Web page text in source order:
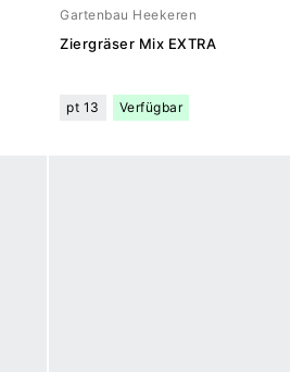
Gartenbau Heekeren
Ziergräser Mix EXTRA
pt 13 Verfügbar